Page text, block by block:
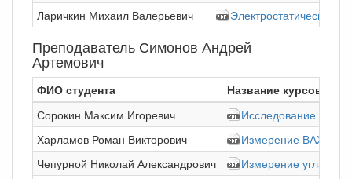
Ларичкин Михаил Валерьевич
Электростатический
Преподаватель Симонов Андрей
Артемович
ФИО студента
Название курсовой
Сорокин Максим Игоревич
Исследование
Харламов Роман Викторович
Измерение ВАХ СВЧ
Чепурной Николай Александрович
Измерение угла